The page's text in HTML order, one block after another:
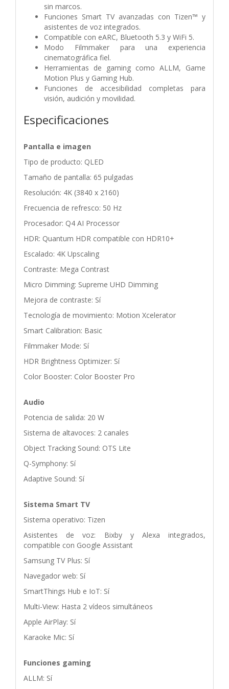
sin marcos.
Funciones Smart TV avanzadas con Tizen™ y
asistentes de voz integrados.
Compatible con eARC, Bluetooth 5.3 y WiFi 5.
Modo Filmmaker para una experiencia
cinematográfica fiel.
Herramientas de gaming como ALLM, Game
Motion Plus y Gaming Hub.
Funciones de accesibilidad completas para
visión, audición y movilidad.
Especificaciones
Pantalla e imagen
Tipo de producto: QLED
Tamaño de pantalla: 65 pulgadas
Resolución: 4K (3840 x 2160)
Frecuencia de refresco: 50 Hz
Procesador: Q4 AI Processor
HDR: Quantum HDR compatible con HDR10+
Escalado: 4K Upscaling
Contraste: Mega Contrast
Micro Dimming: Supreme UHD Dimming
Mejora de contraste: Sí
Tecnología de movimiento: Motion Xcelerator
Smart Calibration: Basic
Filmmaker Mode: Sí
HDR Brightness Optimizer: Sí
Color Booster: Color Booster Pro
Audio
Potencia de salida: 20 W
Sistema de altavoces: 2 canales
Object Tracking Sound: OTS Lite
Q-Symphony: Sí
Adaptive Sound: Sí
Sistema Smart TV
Sistema operativo: Tizen
Asistentes de voz: Bixby y Alexa integrados,
compatible con Google Assistant
Samsung TV Plus: Sí
Navegador web: Sí
SmartThings Hub e IoT: Sí
Multi-View: Hasta 2 vídeos simultáneos
Apple AirPlay: Sí
Karaoke Mic: Sí
Funciones gaming
ALLM: Sí